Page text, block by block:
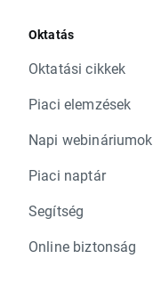
Oktatás
Oktatási cikkek
Piaci elemzések
Napi webináriumok
Piaci naptár
Segítség
Online biztonság